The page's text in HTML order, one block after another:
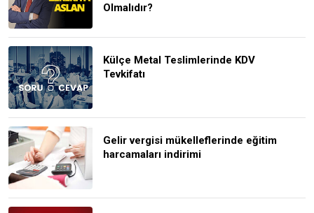
Olmalıdır?
Külçe Metal Teslimlerinde KDV
Tevkifatı
Gelir vergisi mükelleflerinde eğitim
harcamaları indirimi